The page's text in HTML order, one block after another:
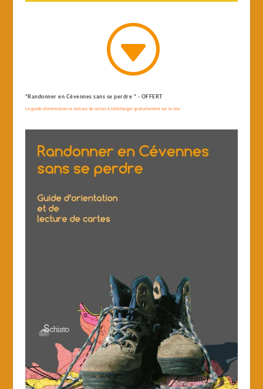
G
"Randonner en Cévennes sans se perdre " - OFFERT
Le guide d’orientation et lecture de cartes à télécharger gratuitement sur le site